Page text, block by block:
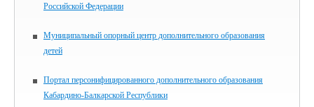
Российской Федерации
Муниципальный опорный центр дополнительного образования
детей
Портал персонифицированного дополнительного образования
Кабардино-Балкарской Республики